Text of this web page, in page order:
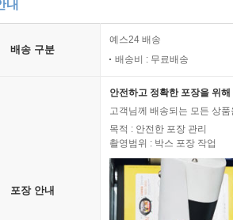
내
배송 구분
예스24 배송
배송비 : 무료배송
포장 안내
안전하고 정확한 포장을 위
고객님께 배송되는 모든 상
목적 : 안전한 포장 관리
촬영범위 : 박스 포장 작업